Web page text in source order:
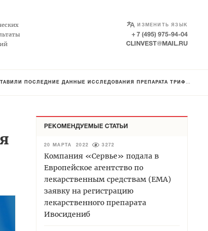
ИЗМЕНИТЬ ЯЗЫК
SELECT LANGUAGE
+ 7 (495) 975-94-04
CLINVEST@MAIL.RU
ПРЕПАРАТА ТРИФЛУРИДИН/ТИПИРАЦИЛ НА СИМПОЗИУМЕ В РАМКАХ КОНГРЕССА ASCO GI 2019
РЕКОМЕНДУЕМЫЕ СТАТЬИ
20 МАРТА 2022 3272
Компания «Сервье» подала в
Европейское агентство по
лекарственным средствам (EMA)
заявку на регистрацию
лекарственного препарата
Ивосидениб